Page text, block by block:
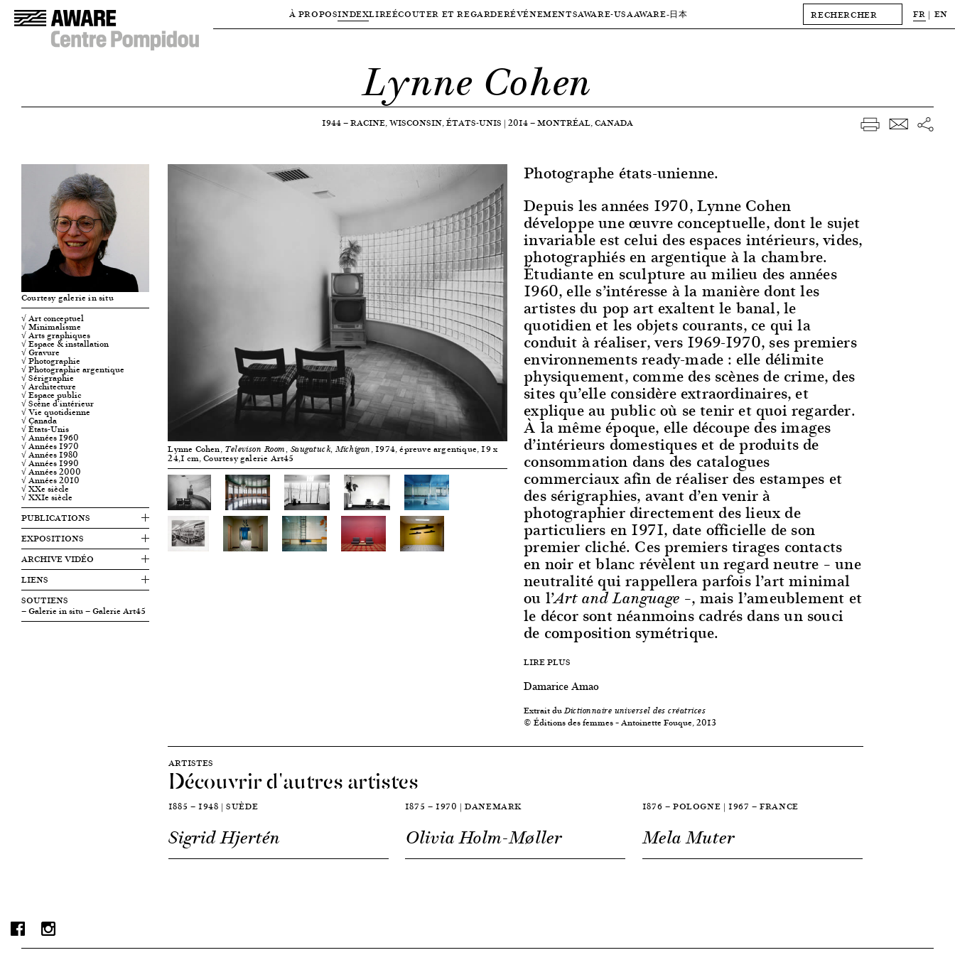
À PROPOSINDEXLIREÉCOUTER ET REGARDERÉVÉNEMENTSAWARE-USAAWARE-日本 FR EN
Lynne Cohen
1944—RACINE, WISCONSIN, ÉTATS-UNIS | 2014—MONTRÉAL, CANADA
Courtesy galerie in situ
√ Art conceptuel
√ Minimalisme
√ Arts graphiques
√ Espace & installation
√ Gravure
√ Photographie
√ Photographie argentique
√ Sérigraphie
√ Architecture
√ Espace public
√ Scène d'intérieur
√ Vie quotidienne
√ Canada
√ États-Unis
√ Années 1960
√ Années 1970
√ Années 1980
√ Années 1990
√ Années 2000
√ Années 2010
√ XXe siècle
√ XXIe siècle
PUBLICATIONS
EXPOSITIONS
ARCHIVE VIDÉO
LIENS
SOUTIENS
— Galerie in situ — Galerie Art45
Photographe états-unienne.
Depuis les années 1970, Lynne Cohen
développe une œuvre conceptuelle, dont le sujet
invariable est celui des espaces intérieurs, vides,
photographiés en argentique à la chambre.
Étudiante en sculpture au milieu des années
1960, elle s’intéresse à la manière dont les
artistes du pop art exaltent le banal, le
quotidien et les objets courants, ce qui la
conduit à réaliser, vers 1969-1970, ses premiers
environnements ready-made : elle délimite
physiquement, comme des scènes de crime, des
sites qu’elle considère extraordinaires, et
explique au public où se tenir et quoi regarder.
À la même époque, elle découpe des images
d’intérieurs domestiques et de produits de
consommation dans des catalogues
commerciaux afin de réaliser des estampes et
des sérigraphies, avant d’en venir à
photographier directement des lieux de
particuliers en 1971, date officielle de son
premier cliché. Ces premiers tirages contacts
en noir et blanc révèlent un regard neutre – une
neutralité qui rappellera parfois l’art minimal
ou l’Art and Language –, mais l’ameublement et
le décor sont néanmoins cadrés dans un souci
de composition symétrique.
LIRE PLUS
Damarice Amao
Extrait duDictionnaire universel des créatrices
© Éditions des femmes – Antoinette Fouque, 2013
Lynne Cohen, Televison Room, Saugatuck, Michigan , 1974, épreuve argentique, 19 x
24,1 cm, Courtesy galerie Art45
ARTISTES
Découvrir d'autres artistes
1885 — 1948 | SUÈDE
Sigrid Hjertén
1875 — 1970 | DANEMARK
Olivia Holm-Møller
1876 — POLOGNE | 1967 — FRANCE
Mela Muter